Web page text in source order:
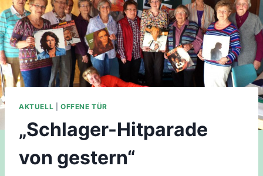
AKTUELL OFFENE TÜR
„Schlager-Hitparade
von gestern“